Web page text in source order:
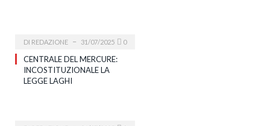
DI REDAZIONE 31/07/2025 0
CENTRALE DEL MERCURE:
INCOSTITUZIONALE LA
LEGGE LAGHI